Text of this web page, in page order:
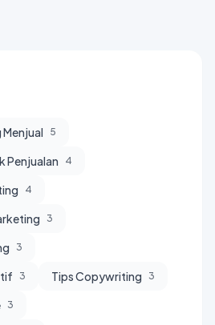
5
Penjualan 4
4
3
3
3 Tips Copywriting 3
3